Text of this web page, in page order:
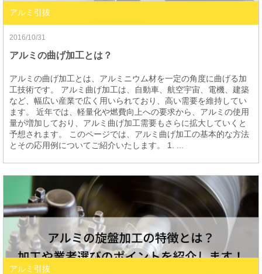
アルミ引抜
2016/10/31
アルミの曲げ加工とは？
アルミの曲げ加工とは、アルミニウム材を一定の角度に曲げる加
工技術です。 アルミ曲げ加工は、自動車、航空宇宙、電機、建築
など、幅広い産業で広く用いられており、高い需要を維持してい
ます。 近年では、軽量化や燃費向上への要求から、アルミの使用
量が増加しており、アルミ曲げ加工需要もさらに拡大していくと
予想されます。 このページでは、アルミ曲げ加工の基本的な方法
とその応用例についてご紹介いたします。 1. ...
アルミ引抜